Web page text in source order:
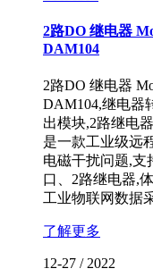
2路DO 继电器
DAM104
2路DO 继电器
DAM104,继电器
出模块,2路继电
是一款工业级远
电磁干扰问题,支
口、2路继电器,
工业物联网数据
了解更多
12-27 / 2022